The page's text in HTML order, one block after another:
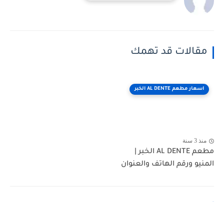
مقالات قد تهمك
اسعار مطعم AL DENTE الخبر
منذ 3 سنة
مطعم AL DENTE الخبر |
المنيو ورقم الهاتف والعنوان